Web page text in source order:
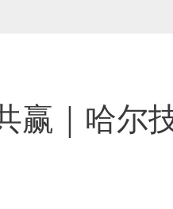
赢｜哈尔